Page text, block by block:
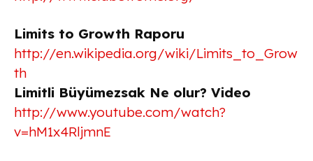
Limits to Growth Raporu
http://en.wikipedia.org/wiki/Limits_to_Grow
th
Limitli Büyümezsak Ne olur? Video
http://www.youtube.com/watch?
v=hM1x4RljmnE